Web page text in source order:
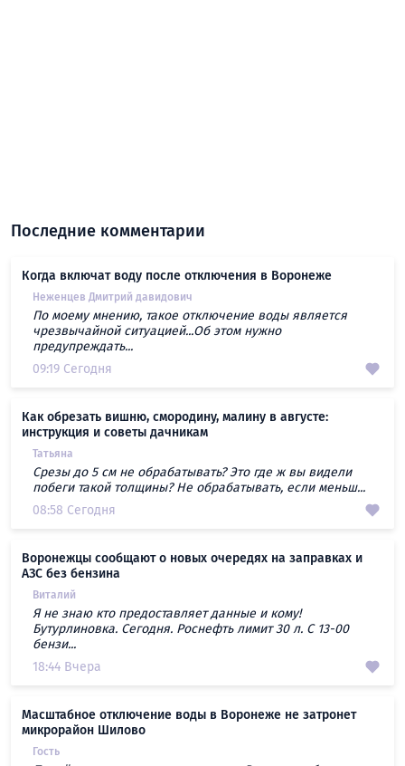
Последние комментарии
Когда включат воду после отключения в Воронеже
Неженцев Дмитрий давидович
По моему мнению, такое отключение воды является
чрезвычайной ситуацией...Об этом нужно
предупреждать...
09:19 Сегодня
Как обрезать вишню, смородину, малину в августе:
инструкция и советы дачникам
Татьяна
Срезы до 5 см не обрабатывать? Это где ж вы видели
побеги такой толщины? Не обрабатывать, если меньш...
08:58 Сегодня
Воронежцы сообщают о новых очередях на заправках и
АЗС без бензина
Виталий
Я не знаю кто предоставляет данные и кому!
Бутурлиновка. Сегодня. Роснефть лимит 30 л. С 13-00
бензи...
18:44 Вчера
Масштабное отключение воды в Воронеже не затронет
микрорайон Шилово
Гость